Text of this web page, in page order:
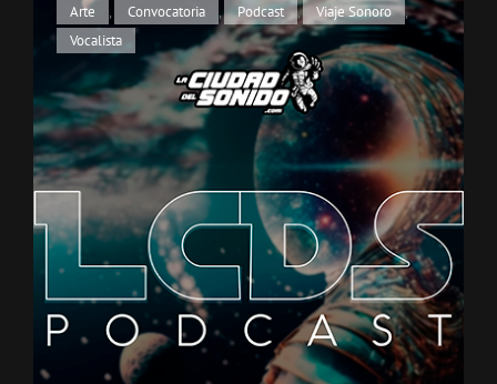
Enlaces
de
categorías
Arte , Convocatoria , Podcast , Viaje Sonoro
,
Vocalista